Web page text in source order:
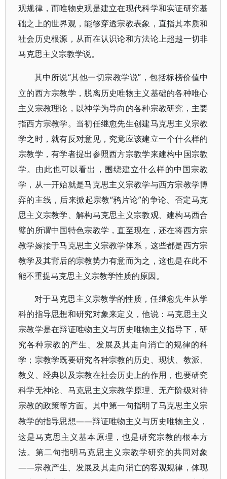
观规律，而唯物史观是建立在现代科学和实证研究基
础之上的世界观，能够穿透宗教表象，直指其本质和
社会历史根源，从而在认识论和方法论上超越一切非
马克思主义宗教学说。
其中所说“其他一切宗教学说”，包括标榜价值中
立的西方宗教学，脱离历史唯物主义基础的各种唯心
主义宗教理论，以神学为导向的各种宗教研究，主要
指西方宗教学。当初任继愈先生创建马克思主义宗教
学之时，就有反对意见，究竟应该建立一个什么样的
宗教学，有学者提出参照西方宗教学来建构中国宗教
学。由此也可以看出，围绕建立什么样的中国宗教
学，从一开始就是马克思主义宗教学与西方宗教学博
弈的主线，后来掀起宗教“鸦片论”的争论、否定马克
思主义宗教学、解构马克思主义宗教观、建构马西合
璧的所谓中国特色宗教学，直至现在，还在将西方宗
教学嫁接于马克思主义宗教学体系，这些都是西方宗
教学及其背后的宗教势力有意而为之，这也是在此不
能不重提马克思主义宗教学性质的原因。
对于马克思主义宗教学的性质，任继愈先生从学
科的指导思想和研究对象来定义，他说：马克思主义
宗教学是在辩证唯物主义与历史唯物主义指导下，研
究各种宗教的产生、发展及其走向消亡的规律的科
学；宗教学既要研究各种宗教的历史、现状、教派、
教义、经典以及宗教在社会历史上的作用，也要研究
科学无神论、马克思主义宗教学原理、无产阶级对待
宗教的政策等方面。其中第一句指明了马克思主义宗
教学的指导思想——辩证唯物主义与历史唯物主义，
这是马克思主义基本原理，也是研究宗教的根本方
法。第二句指明马克思主义宗教学研究的共同对象
——宗教产生、发展及其走向消亡的客观规律，体现